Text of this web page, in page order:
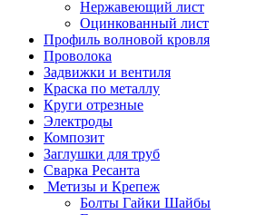
Нержавеющий лист
Оцинкованный лист
Профиль волновой кровля
Проволока
Задвижки и вентиля
Краска по металлу
Круги отрезные
Электроды
Композит
Заглушки для труб
Сварка Ресанта
Метизы и Крепеж
Болты Гайки Шайбы